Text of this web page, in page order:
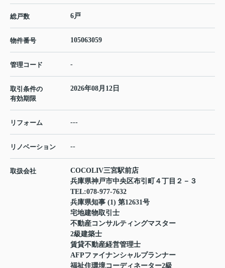
総戸数 6戸
物件番号 105063059
管理コード -
取引条件の
有効期限
2026年08月12日
リフォーム ---
リノベーション --
取扱会社
COCOLIV三宮駅前店
兵庫県神戸市中央区布引町４丁目２－３
TEL:078-977-7632
兵庫県知事 (1) 第12631号
宅地建物取引士
不動産コンサルティングマスター
2級建築士
賃貸不動産経営管理士
AFPファイナンシャルプランナー
福祉住環境コーディネーター2級